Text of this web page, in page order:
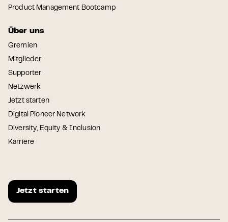
Product Management Bootcamp
Über uns
Gremien
Mitglieder
Supporter
Netzwerk
Jetzt starten
Digital Pioneer Network
Diversity, Equity & Inclusion
Karriere
Jetzt starten